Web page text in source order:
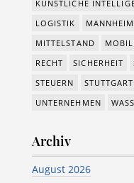
KÜNSTLICHE
LOGISTIK
MANNHEIM
MITTELSTAND
RECHT
SICHERHEIT
STEUERN
STUTTGART
UNTERNEHMEN
Archiv
August 2026